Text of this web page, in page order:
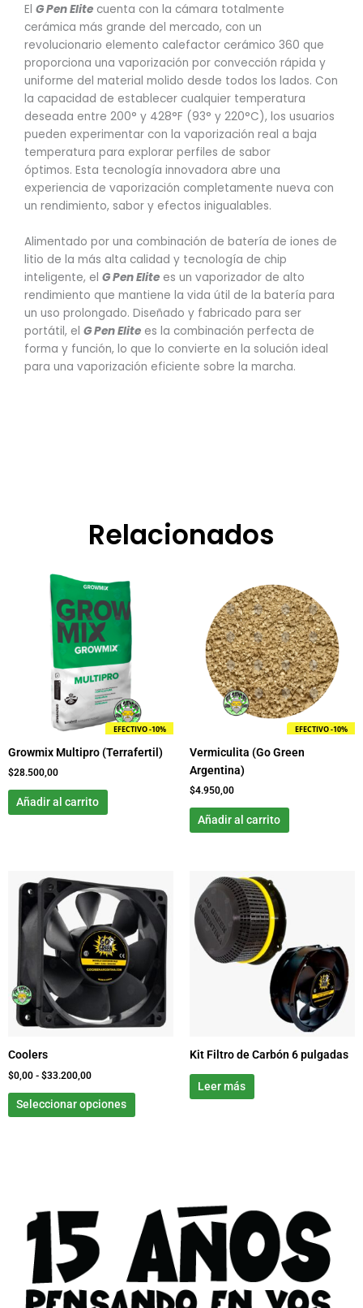
El G Pen Elite cuenta con la cámara totalmente
cerámica más grande del mercado, con un
revolucionario elemento calefactor cerámico 360 que
proporciona una vaporización por convección rápida y
uniforme del material molido desde todos los lados. Con
la capacidad de establecer cualquier temperatura
deseada entre 200° y 428°F (93° y 220°C), los usuarios
pueden experimentar con la vaporización real a baja
temperatura para explorar perfiles de sabor
óptimos. Esta tecnología innovadora abre una
experiencia de vaporización completamente nueva con
un rendimiento, sabor y efectos inigualables.
Alimentado por una combinación de batería de iones de
litio de la más alta calidad y tecnología de chip
inteligente, el G Pen Elite es un vaporizador de alto
rendimiento que mantiene la vida útil de la batería para
un uso prolongado. Diseñado y fabricado para ser
portátil, el G Pen Elite es la combinación perfecta de
forma y función, lo que lo convierte en la solución ideal
para una vaporización eficiente sobre la marcha.
Relacionados
EFECTIVO -10%
Growmix Multipro (Terrafertil)
$28.500,00
Añadir al carrito
EFECTIVO -10%
Vermiculita (Go Green
Argentina)
$4.950,00
Añadir al carrito
Coolers
$0,00 - $33.200,00
de
precios:
desde
$0,00
hasta
$33.200,00
Seleccionar opciones
producto
tiene
múltiples
variantes.
opciones
se
pueden
página
Kit Filtro de Carbón 6 pulgadas
Leer más